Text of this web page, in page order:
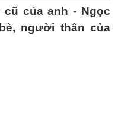
của anh - Ngọc
người thân của